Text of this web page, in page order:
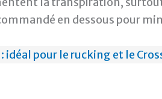
en dessous pour
pour le rucking et le